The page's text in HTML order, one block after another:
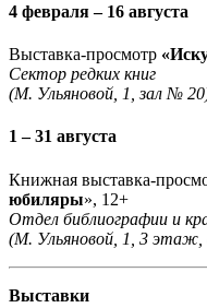
4 февраля – 16 августа
Выставка-просмотр
Сектор редких книг
(М. Ульяновой, 1, зал №
1 – 31 августа
Книжная выставка-
юбиляры», 12+
Отдел библиографии и
(М. Ульяновой, 1, 3 этаж,
Выставки